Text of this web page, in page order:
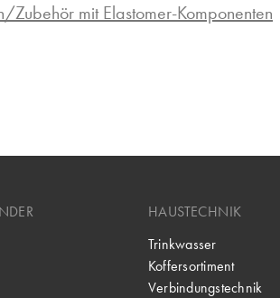
mit Elastomer-Komponenten
HAUSTECHNIK
Trinkwasser
Koffersortiment
Verbindungstechnik